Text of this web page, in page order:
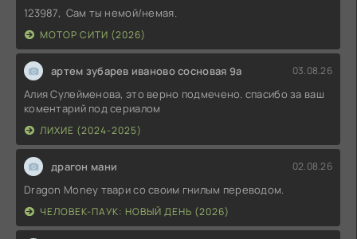
123987, Сам ты немой/немая.
МОТОР СИТИ (2026)
артем зубарев иваново сосновая 9а 03.08.26
Алия Сулейменова, это верно подмечено. спасибо за ваш
коментарий под сериалом
ЛИХИЕ (2024-2025)
драгон мани 02.08.26
Dragon Money твари со своим гнилым переводом.
ЧЕЛОВЕК-ПАУК: НОВЫЙ ДЕНЬ (2026)